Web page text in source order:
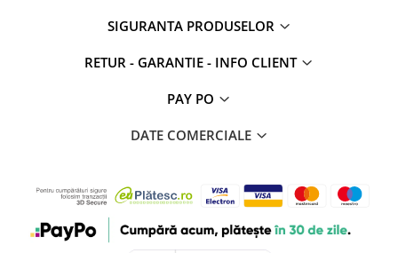
SIGURANTA PRODUSELOR
RETUR - GARANTIE - INFO CLIENT
PAY PO
DATE COMERCIALE